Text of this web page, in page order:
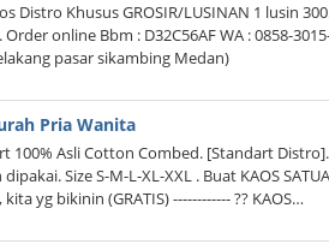
Distro Khusus GROSIR/LUSINAN 1 lusin
online Bbm : D32C56AF WA : 0858-
pasar sikambing Medan)
Pria Wanita
100% Asli Cotton Combed. [Standart
Size S-M-L-XL-XXL . Buat KAOS
yg bikinin (GRATIS) ------------ ?? KAOS…